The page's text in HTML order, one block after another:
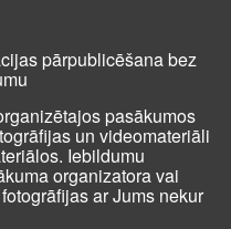
pārpublicēšana bez
pasākumos
un videomateriāli
Iebildumu
organizatora vai
ar Jums nekur